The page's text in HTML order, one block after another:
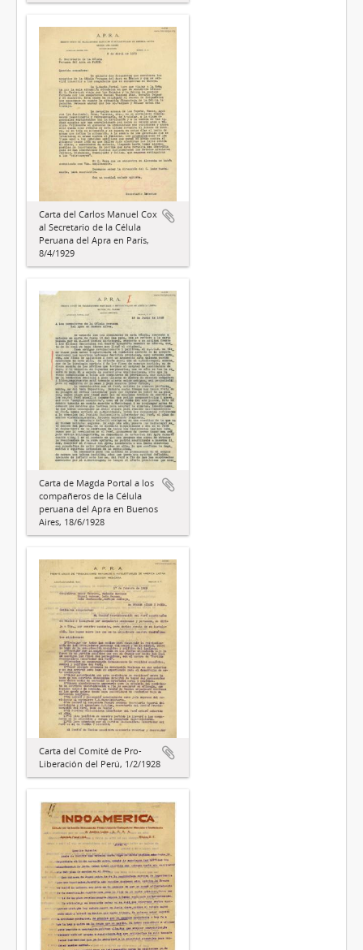
Carta del Carlos Manuel Cox
al Secretario de la Célula
Peruana del Apra en París,
8/4/1929
Carta de Magda Portal a los
compañeros de la Célula
peruana del Apra en Buenos
Aires, 18/6/1928
Carta del Comité de Pro-
Liberación del Perú, 1/2/1928